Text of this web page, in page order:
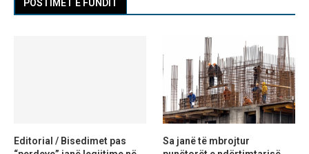
POSTIMET E FUNDIT
Editorial / Bisedimet pas
Sa janë të mbrojtur